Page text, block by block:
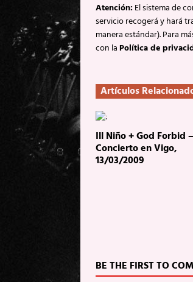
Atención:El sistema de
servicio recogerá y hará
manera estándar). Para
con laPolítica de
Artículos
Ill Niño + God Forbid –
Concierto en Vigo,
13/03/2009
BE THE FIRST TO